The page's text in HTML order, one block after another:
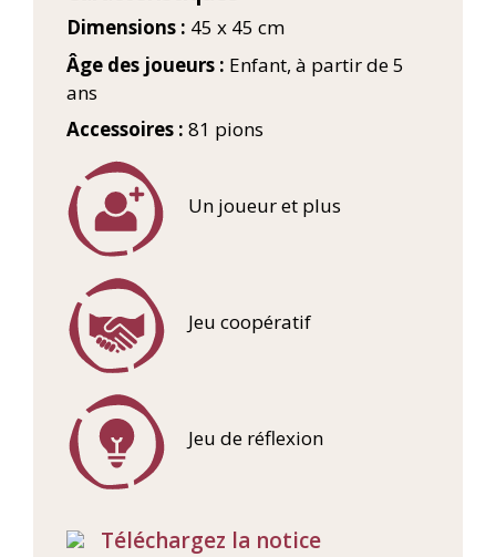
Dimensions : 45 x 45 cm
Âge des joueurs : Enfant, à partir de 5
ans
Accessoires : 81 pions
Un joueur et plus
Jeu coopératif
Jeu de réflexion
Téléchargez la notice